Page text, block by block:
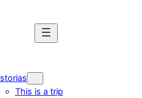
This is a trip